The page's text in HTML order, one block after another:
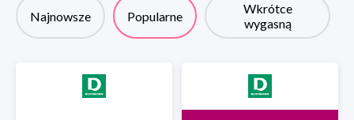
Najnowsze Popularne
Wkrótce
wygasną